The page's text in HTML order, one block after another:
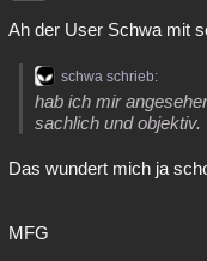
Ah der User Schwa mit
schwa schrieb:
hab ich mir
sachlich und objektiv.
Das wundert mich ja
MFG